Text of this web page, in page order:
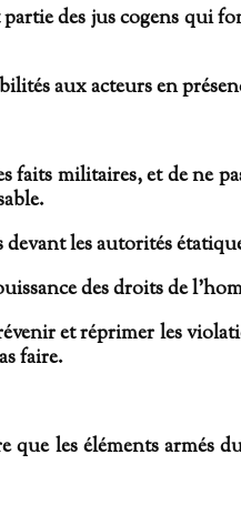
des jus cogens qui
aux acteurs en
militaires, et de ne
devant les autorités
des droits de
et réprimer les
faire.
les éléments armés